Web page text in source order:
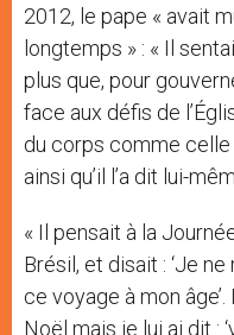
2012, le pape « avait
longtemps » : « Il
plus que, pour
face aux défis de
du corps comme celle
ainsi qu’il l’a dit lui-
« Il pensait à la
Brésil, et disait : ‘Je
ce voyage à mon
Noël mais je lui ai dit :